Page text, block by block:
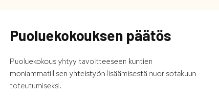
Puoluekokouksen päätös
Puoluekokous yhtyy tavoitteeseen kuntien
moniammatillisen yhteistyön lisäämisestä nuorisotakuun
toteutumiseksi.